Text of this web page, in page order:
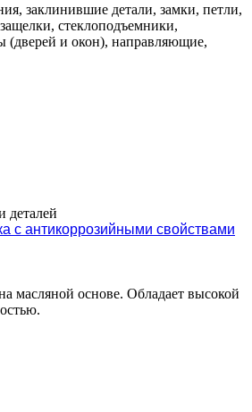
заклинившие детали, замки, петли,
стеклоподъемники,
(дверей и окон), направляющие,
деталей
с антикоррозийными свойствами
масляной основе. Обладает высокой